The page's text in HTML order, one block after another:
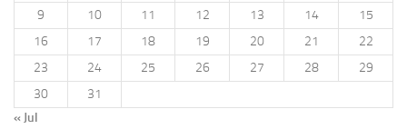
9
10 11 12 13 14
15
16
17 18 19 20 21
22
23
24 25 26 27 28
29
30
31
« Jul